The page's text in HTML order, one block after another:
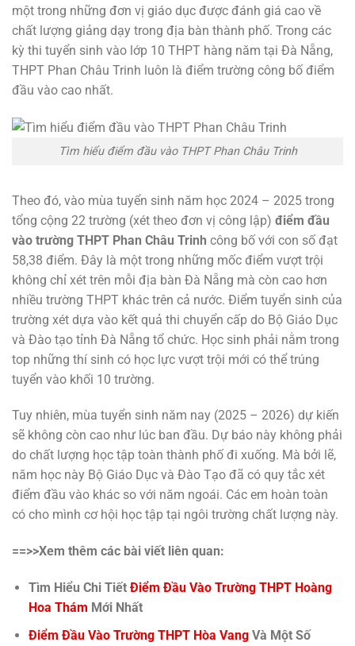
một trong những đơn vị giáo dục được đánh giá cao về
chất lượng giảng dạy trong địa bàn thành phố. Trong các
kỳ thi tuyển sinh vào lớp 10 THPT hàng năm tại Đà Nẵng,
THPT Phan Châu Trinh luôn là điểm trường công bố điểm
đầu vào cao nhất.
Tìm hiểu điểm đầu vào THPT Phan Châu Trinh
Theo đó, vào mùa tuyển sinh năm học 2024 – 2025 trong
tổng cộng 22 trường (xét theo đơn vị công lập) điểm đầu
vào trường THPT Phan Châu Trinh công bố với con số đạt
58,38 điểm. Đây là một trong những mốc điểm vượt trội
không chỉ xét trên mỗi địa bàn Đà Nẵng mà còn cao hơn
nhiều trường THPT khác trên cả nước. Điểm tuyển sinh của
trường xét dựa vào kết quả thi chuyển cấp do Bộ Giáo Dục
và Đào tạo tỉnh Đà Nẵng tổ chức. Học sinh phải nằm trong
top những thí sinh có học lực vượt trội mới có thể trúng
tuyển vào khối 10 trường.
Tuy nhiên, mùa tuyển sinh năm nay (2025 – 2026) dự kiến
sẽ không còn cao như lúc ban đầu. Dự báo này không phải
do chất lượng học tập toàn thành phố đi xuống. Mà bởi lẽ,
năm học này Bộ Giáo Dục và Đào Tạo đã có quy tắc xét
điểm đầu vào khác so với năm ngoái. Các em hoàn toàn
có cho mình cơ hội học tập tại ngôi trường chất lượng này.
==>>Xem thêm các bài viết liên quan:
Tìm Hiểu Chi Tiết Điểm Đầu Vào Trường THPT Hoàng
Hoa Thám Mới Nhất
Điểm Đầu Vào Trường THPT Hòa VangVà Một Số